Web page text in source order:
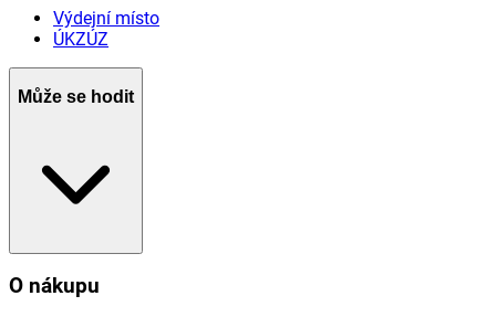
Výdejní místo
ÚKZÚZ
Může se hodit
O nákupu